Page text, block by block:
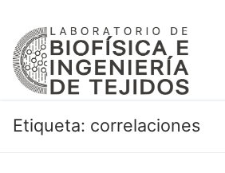
contenido
Etiqueta: correlaciones